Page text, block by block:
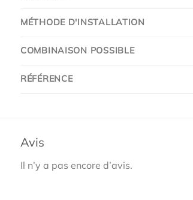
MÉTHODE D'INSTALLATION
COMBINAISON POSSIBLE
RÉFÉRENCE
Avis
Il n’y a pas encore d’avis.